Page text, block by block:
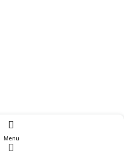
Menu